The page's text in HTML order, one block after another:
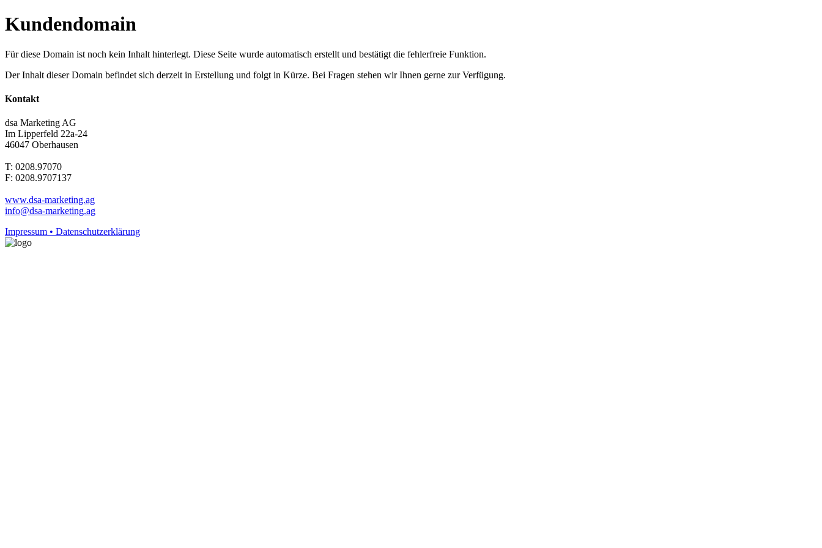
Kundendomain
Für diese Domain ist noch kein Inhalt hinterlegt. Diese Seite wurde automatisch erstellt und bestätigt die fehlerfreie Funktion.
Der Inhalt dieser Domain befindet sich derzeit in Erstellung und folgt in Kürze. Bei Fragen stehen wir Ihnen gerne zur Verfügung.
Kontakt
dsa Marketing AG
Im Lipperfeld 22a-24
46047 Oberhausen
T: 0208.97070
F: 0208.9707137
www.dsa-marketing.ag
info@dsa-marketing.ag
Impressum • Datenschutzerklärung